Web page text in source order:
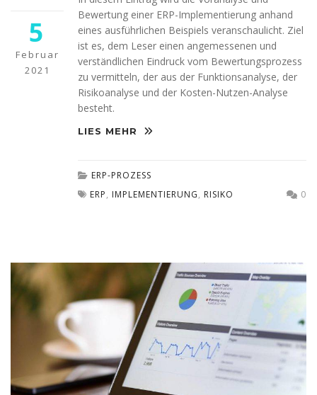
5
Februar
2021
Bewertung einer ERP-Implementierung anhand
eines ausführlichen Beispiels veranschaulicht. Ziel
ist es, dem Leser einen angemessenen und
verständlichen Eindruck vom Bewertungsprozess
zu vermitteln, der aus der Funktionsanalyse, der
Risikoanalyse und der Kosten-Nutzen-Analyse
besteht.
LIES MEHR
ERP-PROZESS
ERP, IMPLEMENTIERUNG, RISIKO 0